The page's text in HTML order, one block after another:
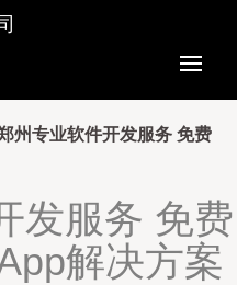
州专业软件开发服务 免费
发服务 免费
解决方案